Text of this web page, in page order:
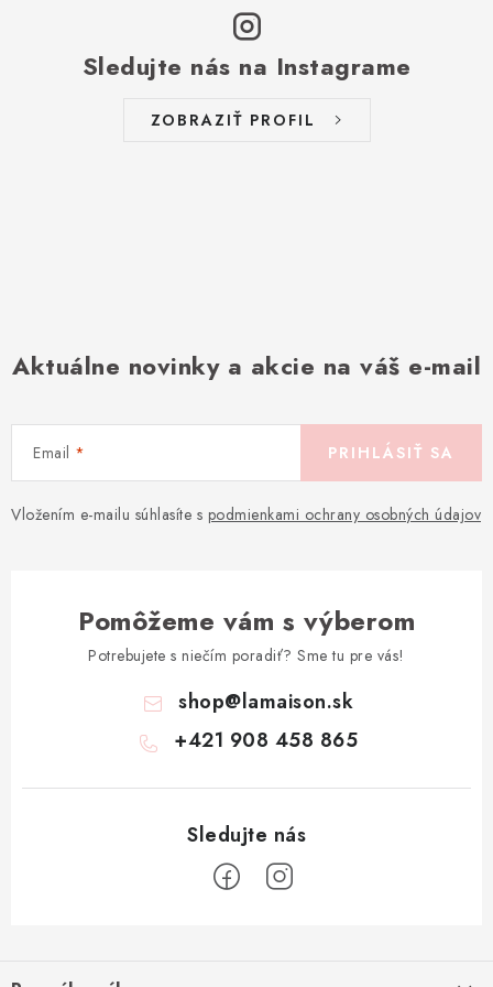
Sledujte nás na Instagrame
ZOBRAZIŤ PROFIL
Aktuálne novinky a akcie na váš e-mail
Email
Vložením e-mailu súhlasíte s podmienkami ochrany osobných údajov
PRIHLÁSIŤ SA
Pomôžeme vám s výberom
Potrebujete s niečím poradiť? Sme tu pre vás!
shop@lamaison.sk
+421 908 458 865